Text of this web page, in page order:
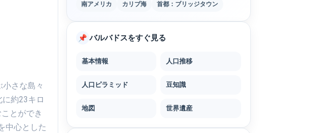
さな島々
約23キロ
とができ
中心とした
南アメリカ カリブ海 首都：ブリッジタウン
📌 バルバドスをすぐ見る
基本情報 人口推移
人口ピラミッド 豆知識
地図 世界遺産